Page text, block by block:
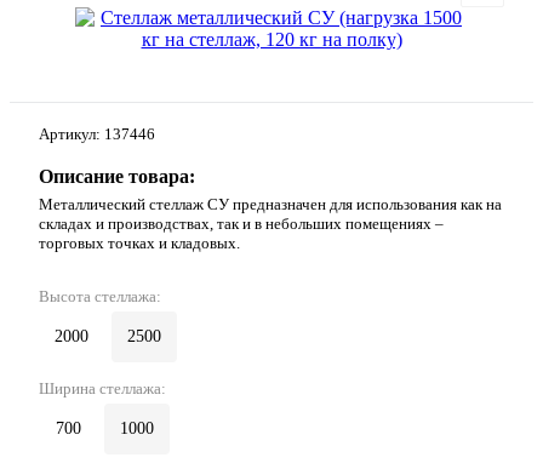
Артикул: 137446
Описание товара:
Металлический стеллаж СУ предназначен для использования как на
складах и производствах, так и в небольших помещениях –
торговых точках и кладовых.
Высота стеллажа:
2000 2500
Ширина стеллажа:
700 1000